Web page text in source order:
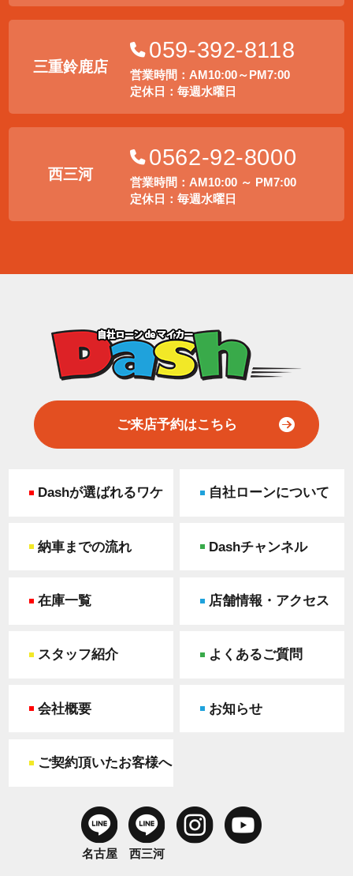
三重鈴鹿店
059-392-8118
営業時間：AM10:00～PM7:00
定休日：毎週水曜日
西三河
0562-92-8000
営業時間：AM10:00 ～ PM7:00
定休日：毎週水曜日
ご来店予約はこちら
Dashが選ばれるワケ 自社ローンについて
納車までの流れ Dashチャンネル
在庫一覧 店舗情報・アクセス
スタッフ紹介 よくあるご質問
会社概要 お知らせ
ご契約頂いたお客様へ
名古屋 西三河